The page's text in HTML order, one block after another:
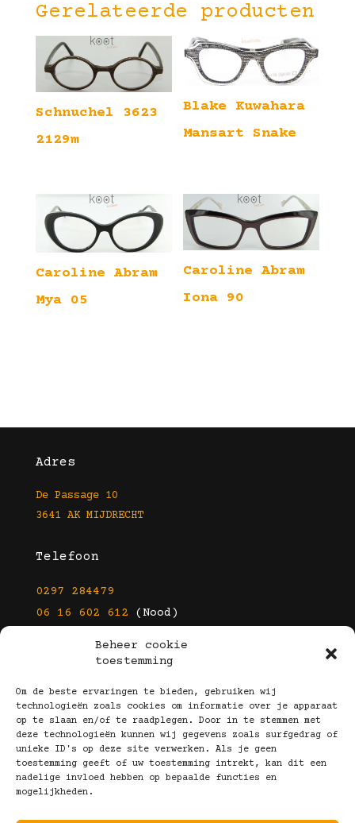
Beheer cookie
toestemming
Om de beste ervaringen te bieden, gebruiken wij
technologieën zoals cookies om informatie over je apparaat
op te slaan en/of te raadplegen. Door in te stemmen met
deze technologieën kunnen wij gegevens zoals surfgedrag of
unieke ID's op deze site verwerken. Als je geen
toestemming geeft of uw toestemming intrekt, kan dit een
nadelige invloed hebben op bepaalde functies en
mogelijkheden.
Gerelateerde producten
Schnuchel 3623
2129m
Blake Kuwahara
Mansart Snake
Caroline Abram
Mya 05
Caroline Abram
Iona 90
Adres
De Passage 10
3641 AK MIJDRECHT
Telefoon
0297 284479
06 16 602 612 (Nood)
info@kootbrillen.nl
Volg Ons!